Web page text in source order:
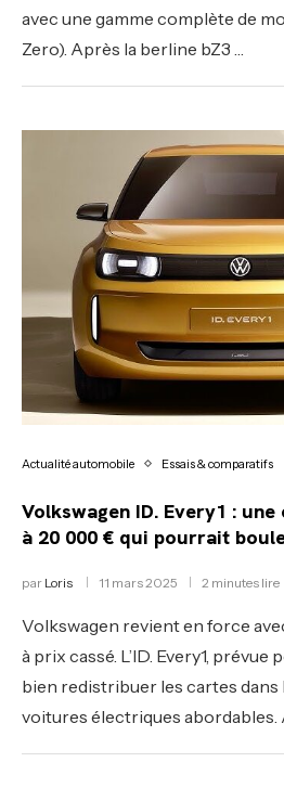
avec une gamme complète de
Zero). Après la berline bZ3 …
Actualité automobile Essais & comparatifs
Volkswagen ID. Every1 :
à 20 000 € qui pourrait
par Loris 11 mars 2025 2 minutes lire
Volkswagen revient en force
à prix cassé. L’ID. Every1,
bien redistribuer les cartes dans
voitures électriques abordables.